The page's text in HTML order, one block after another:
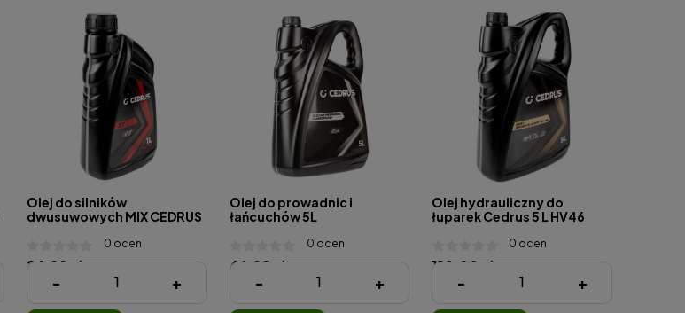
Olej do silników
dwusuwowych MIX CEDRUS
0 ocen
26,98 zł
- +
Olej do prowadnic i
łańcuchów 5L
0 ocen
66,98 zł
- +
Olej hydrauliczny do
łuparek Cedrus 5 L HV46
0 ocen
110,00 zł
- +